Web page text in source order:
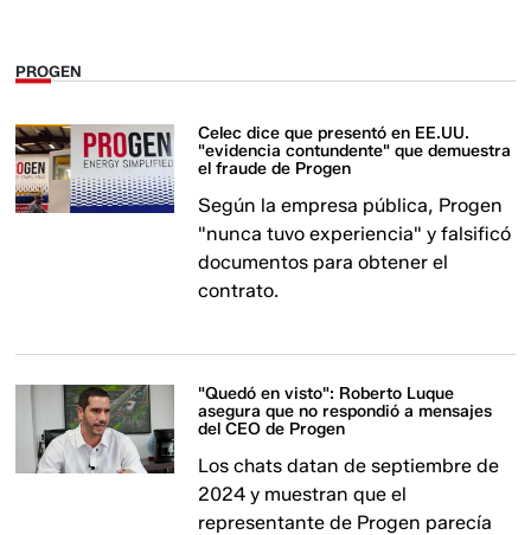
PROGEN
Celec dice que presentó en EE.UU.
"evidencia contundente" que demuestra
el fraude de Progen
Según la empresa pública, Progen
"nunca tuvo experiencia" y falsificó
documentos para obtener el
contrato.
"Quedó en visto": Roberto Luque
asegura que no respondió a mensajes
del CEO de Progen
Los chats datan de septiembre de
2024 y muestran que el
representante de Progen parecía